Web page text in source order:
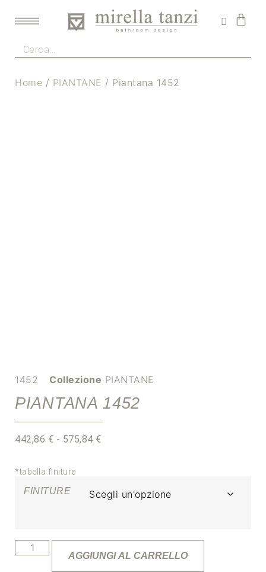
Home / PIANTANE / Piantana 1452
1452 Collezione PIANTANE
PIANTANA 1452
442,86 € - 575,84 €
*tabella finiture
FINITURE
AGGIUNGI AL CARRELLO